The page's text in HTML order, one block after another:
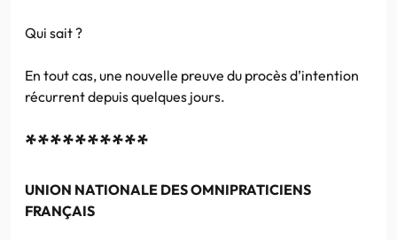
Qui sait ?
En tout cas, une nouvelle preuve du procès d’intention
récurrent depuis quelques jours.
**********
UNION NATIONALE DES OMNIPRATICIENS
FRANÇAIS